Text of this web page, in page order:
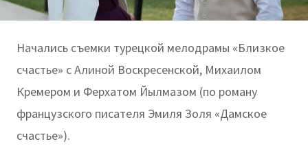
Начались съемки турецкой мелодрамы «Близкое
счастье» с Алиной Воскресенской, Михаилом
Кремером и Ферхатом Йылмазом (по роману
французского писателя Эмиля Золя «Дамское
счастье»).